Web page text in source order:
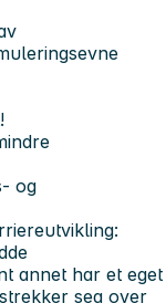
og
annet har et eget
seg over